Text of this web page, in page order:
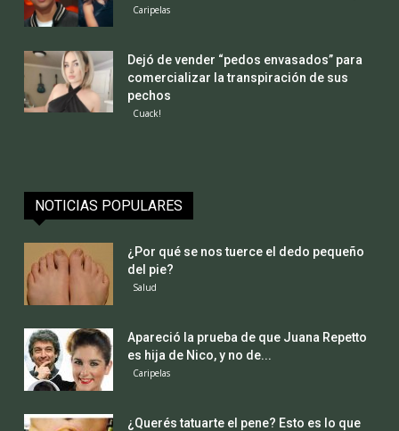
Caripelas
Dejó de vender “pedos envasados” para
comercializar la transpiración de sus
pechos
Cuack!
NOTICIAS POPULARES
¿Por qué se nos tuerce el dedo pequeño
del pie?
Salud
Apareció la prueba de que Juana Repetto
es hija de Nico, y no de...
Caripelas
¿Querés tatuarte el pene? Esto es lo que